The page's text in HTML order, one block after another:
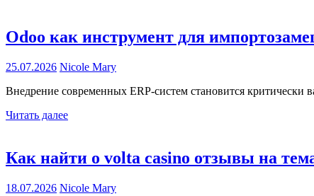
Odoo как инструмент для
25.07.2026 Nicole Mary
Внедрение современных ERP-систем становится
Читать далее
Как найти о volta casino отзывы на
18.07.2026 Nicole Mary